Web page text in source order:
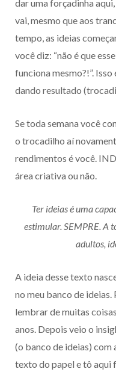
dar uma forçadinha
vai, mesmo que aos
tempo, as ideias
você diz: “não é que
funciona mesmo?!”.
dando resultado
Se toda semana você
o trocadilho aí
rendimentos é você.
área criativa ou não.
Ter ideias é uma
estimular. SEMPRE. A
adultos,
A ideia desse texto
no meu banco de
lembrar de muitas
anos. Depois veio o
(o banco de ideias) com
texto do papel e tô aqui